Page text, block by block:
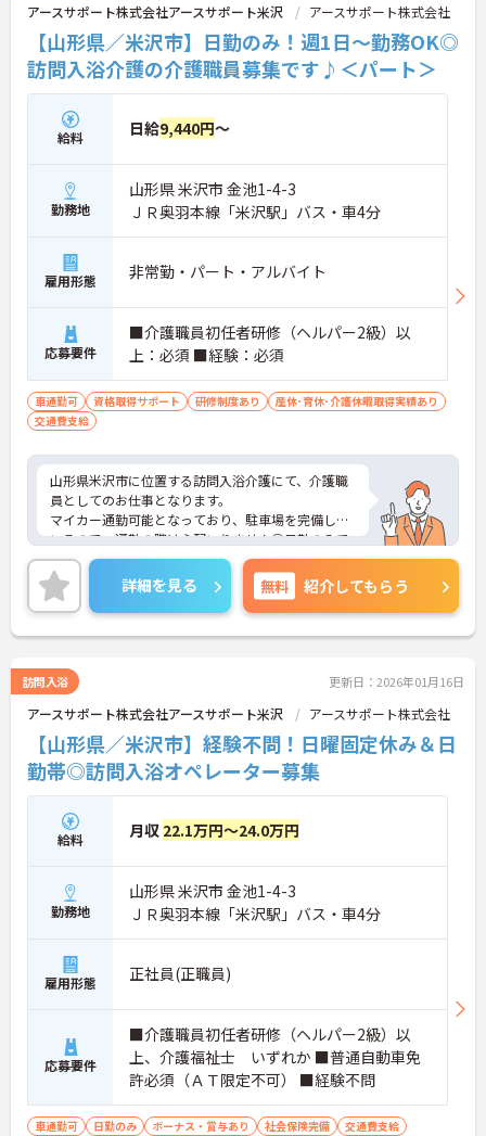
アースサポート株式会社アースサポート米沢 アースサポート株式会社
【山形県／米沢市】日勤のみ！週1日～勤務OK◎
訪問入浴介護の介護職員募集です♪＜パート＞
給料 日給9,440円～
勤務地
山形県 米沢市 金池1-4-3
ＪＲ奥羽本線「米沢駅」バス・車4分
雇用形態 非常勤・パート・アルバイト
応募要件
■介護職員初任者研修（ヘルパー2級）以
上：必須 ■経験：必須
車通勤可 資格取得サポート 研修制度あり
産休･育休･介護休暇取得実績あり
交通費支給
山形県米沢市に位置する訪問入浴介護にて、介護職
員としてのお仕事となります。
マイカー通勤可能となっており、駐車場を完備して
いるので、通勤の際は心配いりません◎日勤のみで
週1日～勤務可能ですので、ご自身のご都合に合わ
せた働き方ができます♪
ご興味ある方は面接ポイントをお伝えしますので、
お気軽にお問い合わせください♪
詳細を見る 無料 紹介してもらう
訪問入浴 更新日：2026年01月16日
アースサポート株式会社アースサポート米沢 アースサポート株式会社
【山形県／米沢市】経験不問！日曜固定休み＆日
勤帯◎訪問入浴オペレーター募集
給料 月収 22.1万円～24.0万円
勤務地
山形県 米沢市 金池1-4-3
ＪＲ奥羽本線「米沢駅」バス・車4分
雇用形態 正社員(正職員)
応募要件
■介護職員初任者研修（ヘルパー2級）以
上、介護福祉士 いずれか ■普通自動車免
許必須（ＡＴ限定不可） ■経験不問
車通勤可 日勤のみ ボーナス・賞与あり 社会保険完備 交通費支給